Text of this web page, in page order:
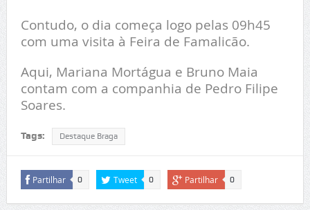
Contudo, o dia começa logo pelas 09h45
com uma visita à Feira de Famalicão.
Aqui, Mariana Mortágua e Bruno Maia
contam com a companhia de Pedro Filipe
Soares.
Tags: Destaque Braga
Partilhar 0 Tweet 0 Partilhar 0